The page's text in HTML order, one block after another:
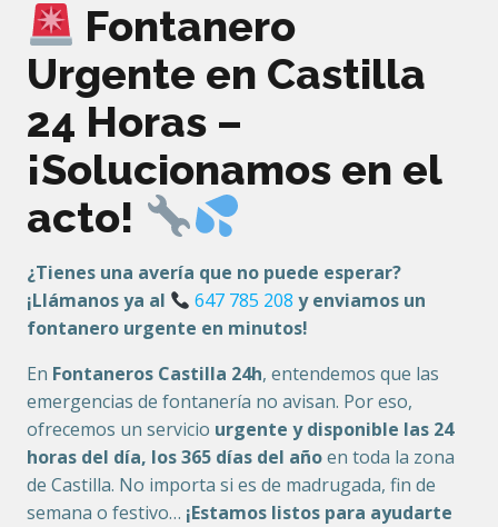
Fontanero
Urgente en Castilla
24 Horas –
¡Solucionamos en el
acto!
¿Tienes una avería que no puede esperar?
¡Llámanos ya al
647 785 208 y enviamos un
fontanero urgente en minutos!
En Fontaneros Castilla 24h, entendemos que las
emergencias de fontanería no avisan. Por eso,
ofrecemos un servicio urgente y disponible las 24
horas del día, los 365 días del añoen toda la zona
de Castilla. No importa si es de madrugada, fin de
semana o festivo… ¡Estamos listos para ayudarte